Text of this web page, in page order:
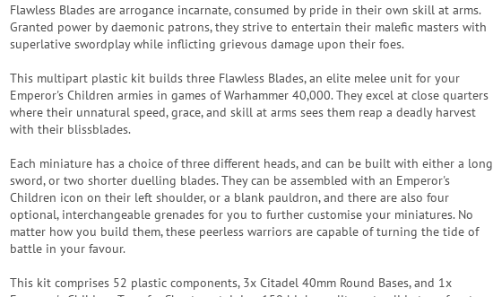
Flawless Blades are arrogance incarnate, consumed by pride in their own skill at arms.
Granted power by daemonic patrons, they strive to entertain their malefic masters with
superlative swordplay while inflicting grievous damage upon their foes.
This multipart plastic kit builds three Flawless Blades, an elite melee unit for your
Emperor's Children armies in games of Warhammer 40,000. They excel at close quarters
where their unnatural speed, grace, and skill at arms sees them reap a deadly harvest
with their blissblades.
Each miniature has a choice of three different heads, and can be built with either a long
sword, or two shorter duelling blades. They can be assembled with an Emperor's
Children icon on their left shoulder, or a blank pauldron, and there are also four
optional, interchangeable grenades for you to further customise your miniatures. No
matter how you build them, these peerless warriors are capable of turning the tide of
battle in your favour.
This kit comprises 52 plastic components, 3x Citadel 40mm Round Bases, and 1x